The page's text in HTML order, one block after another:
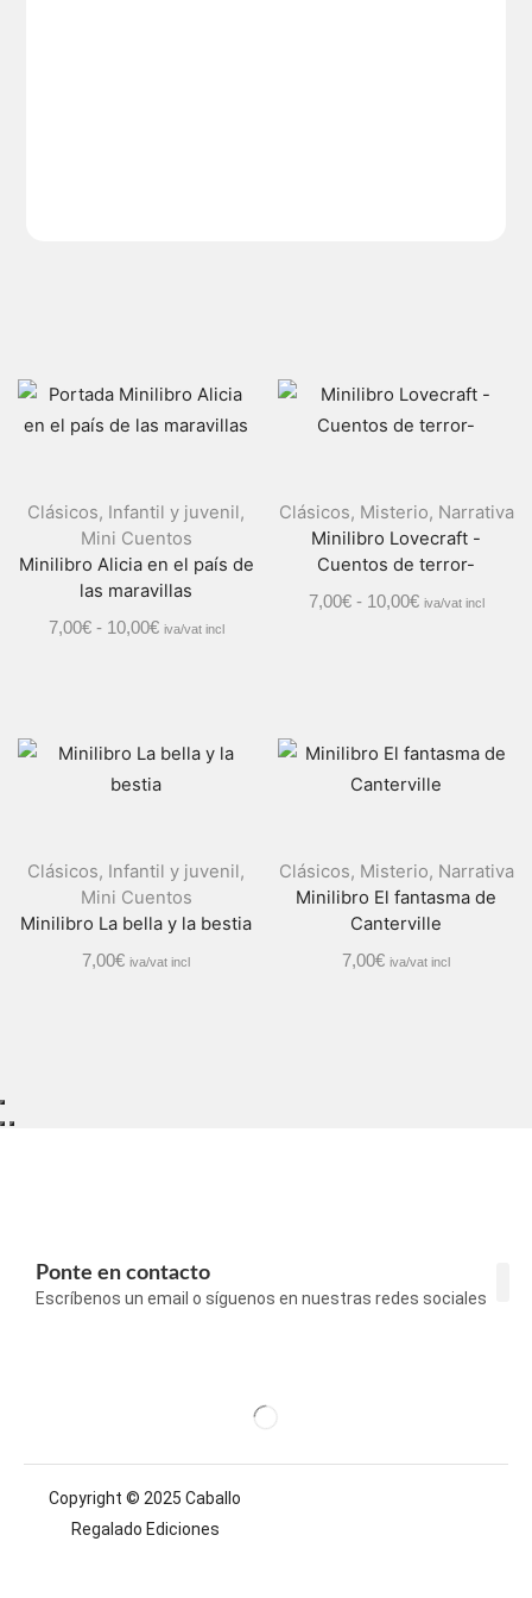
Clásicos, Infantil y juvenil,
Mini Cuentos
Minilibro Alicia en el país de
las maravillas
7,00€ - 10,00€ iva/vat incl
Clásicos, Misterio, Narrativa
Minilibro Lovecraft -
Cuentos de terror-
7,00€ - 10,00€ iva/vat incl
Clásicos, Infantil y juvenil,
Mini Cuentos
Minilibro La bella y la bestia
7,00€ iva/vat incl
Clásicos, Misterio, Narrativa
Minilibro El fantasma de
Canterville
7,00€ iva/vat incl
Ponte en contacto
Escríbenos un email o síguenos en nuestras redes sociales
Copyright © 2025 Caballo
Regalado Ediciones